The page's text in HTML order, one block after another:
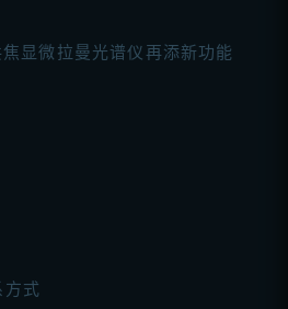
显微拉曼光谱仪再添新功能
式